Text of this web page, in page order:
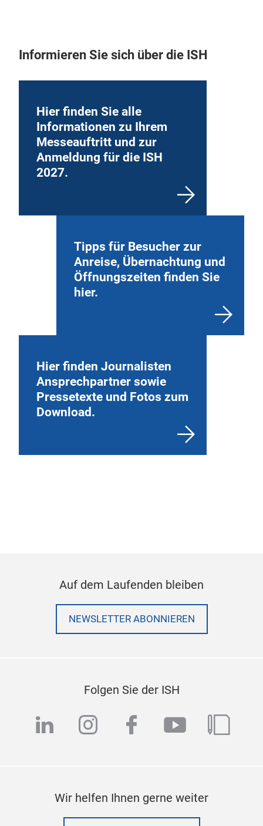
Informieren Sie sich über die ISH
Hier finden Sie alle
Informationen zu Ihrem
Messeauftritt und zur
Anmeldung für die ISH
2027.
Tipps für Besucher zur
Anreise, Übernachtung und
Öffnungszeiten finden Sie
hier.
Hier finden Journalisten
Ansprechpartner sowie
Pressetexte und Fotos zum
Download.
Auf dem Laufenden bleiben
NEWSLETTER ABONNIEREN
Folgen Sie der ISH
linkedininstagram
facebook
youtube
blog
Wir helfen Ihnen gerne weiter